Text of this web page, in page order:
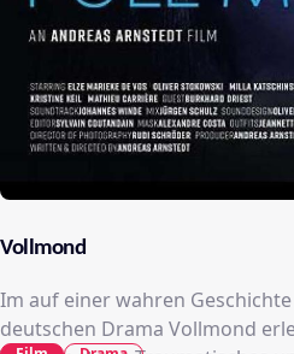
Vollmond
Im auf einer wahren
deutschen Drama Vollmond